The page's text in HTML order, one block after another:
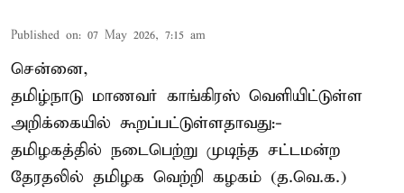
Published on: 07 May 2026, 7:15 am
சென்னை,
தமிழ்நாடு மாணவர் காங்கிரஸ் வெளியிட்டுள்ள
அறிக்கையில் கூறப்பட்டுள்ளதாவது:-
தமிழகத்தில் நடைபெற்று முடிந்த சட்டமன்ற
தேரதலில் தமிழக வெற்றி கழகம் (த.வெ.க.)